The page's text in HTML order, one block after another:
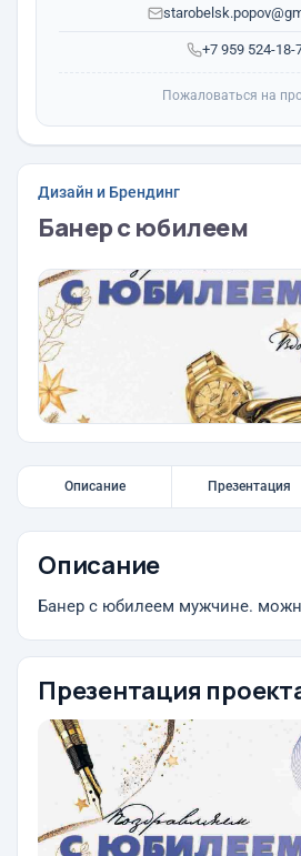
+7 959 524-18-
Пожаловаться на
Дизайн и Брендинг
Банер с юбилеем
Описание Презентация
Описание
Банер с юбилеем мужчине.
Презентация